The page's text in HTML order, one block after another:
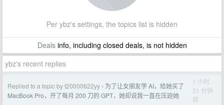
Per ybz's settings, the topics list is hidden
Dealsinfo, including closed deals, is not hidden
ybz's recent replies
Replied to a topic by t20000622yy › 为了让女朋友学 AI，给她买了
MacBook Pro，开了每月 200 刀的 GPT，她却说我一直在压迫她
1 小时
31 分钟
前